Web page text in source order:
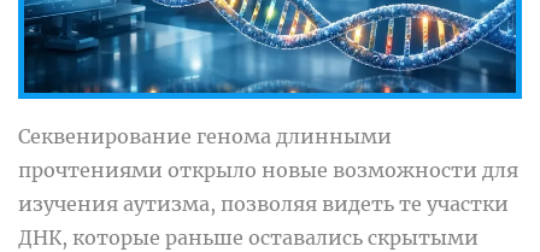
Секвенирование генома длинными
прочтениями открыло новые возможности для
изучения аутизма, позволяя видеть те участки
ДНК, которые раньше оставались скрытыми